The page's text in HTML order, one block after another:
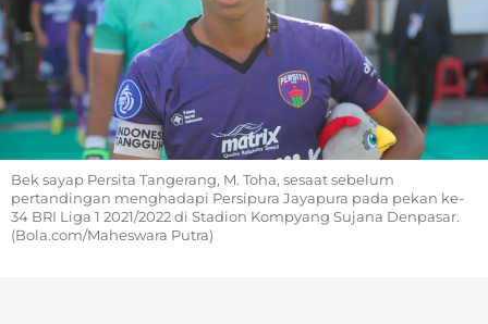
Bek sayap Persita Tangerang, M. Toha, sesaat sebelum
pertandingan menghadapi Persipura Jayapura pada pekan ke-
34 BRI Liga 1 2021/2022 di Stadion Kompyang Sujana Denpasar.
(Bola.com/Maheswara Putra)